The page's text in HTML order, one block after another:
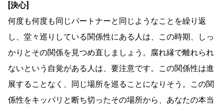
[決心]
何度も何度も同じパートナーと同じようなことを繰り返
し、堂々巡りしている関係性にある人は、この時期、しっ
かりとその関係を見つめ直しましょう。腐れ縁で離れられ
ないという自覚がある人は、要注意です。この関係性は進
展することなく、同じ場所を巡ることになりそう。この関
係性をキッパリと断ち切ったその場所から、あなたの本当